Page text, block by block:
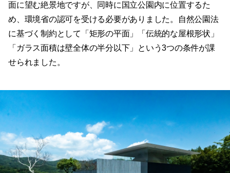
面に望む絶景地ですが、同時に国立公園内に位置するた
め、環境省の認可を受ける必要がありました。自然公園法
に基づく制約として「矩形の平面」「伝統的な屋根形状」
「ガラス面積は壁全体の半分以下」という3つの条件が課
せられました。